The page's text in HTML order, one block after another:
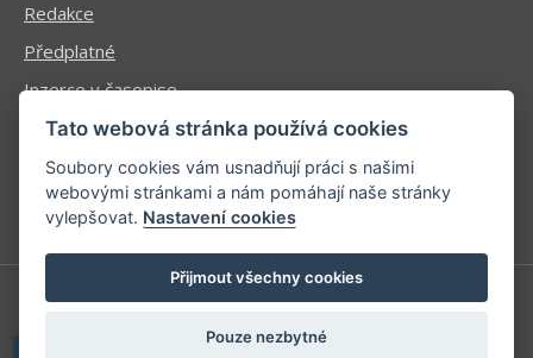
Redakce
Předplatné
Inzerce v časopise
Inzerce na www stránkách
Obchodní podmínky
Ochrana osobních údajů
Příhlášení | Registrace
Tato webová stránka používá cookies
Soubory cookies vám usnadňují práci s našimi
webovými stránkami a nám pomáhají naše stránky
vylepšovat. Nastavení cookies
Přijmout všechny cookies
Pouze nezbytné